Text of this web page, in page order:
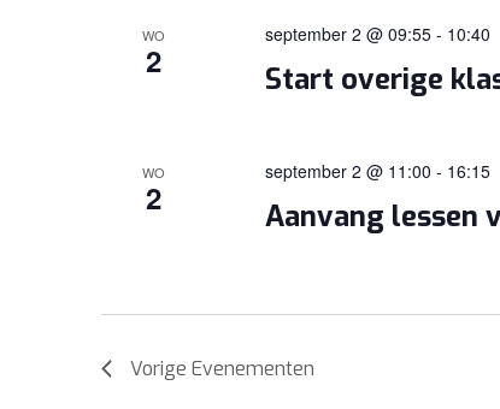
WO
2 Start overige
september 2 @ 09:55- 10:40
WO
2 Aanvang lessen
september 2 @ 11:00 - 16:15
Vorige Evenementen